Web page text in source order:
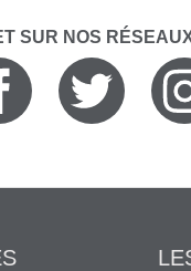
SUR NOS